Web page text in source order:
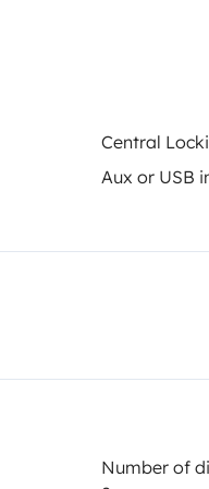
Central
Aux or USB
Number of